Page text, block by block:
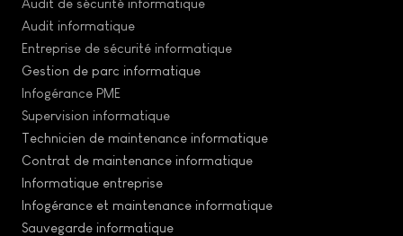
Audit informatique
Entreprise de sécurité informatique
Gestion de parc informatique
Infogérance PME
Supervision informatique
Technicien de maintenance informatique
Contrat de maintenance informatique
Informatique entreprise
Infogérance et maintenance informatique
Sauvegarde informatique